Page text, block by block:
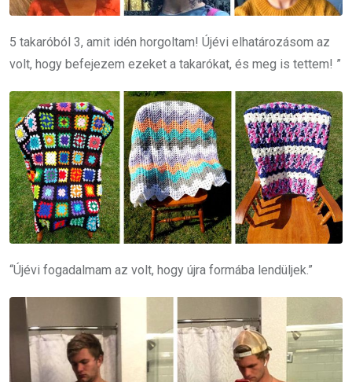
5 takaróból 3, amit idén horgoltam! Újévi elhatározásom az
volt, hogy befejezem ezeket a takarókat, és meg is tettem! ”
“Újévi fogadalmam az volt, hogy újra formába lendüljek.”